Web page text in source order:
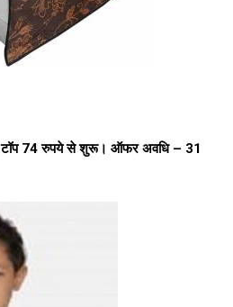
टॉप 74 रुपये से शुरू। ऑफर अवधि – 31